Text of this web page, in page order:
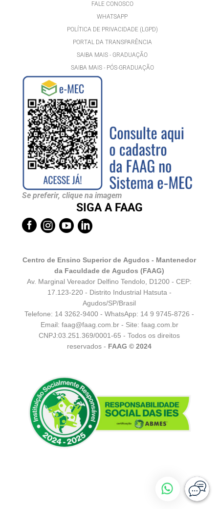
FALE CONOSCO
WHATSAPP
POLÍTICA DE PRIVACIDADE (LGPD)
PORTAL DA TRANSPARÊNCIA
SAIBA MAIS - GRADUAÇÃO
SAIBA MAIS - PÓS-GRADUAÇÃO
Se preferir, clique na imagem
SIGA A FAAG
   
Centro de Ensino Superior de Agudos - Mantenedor
da Faculdade de Agudos (FAAG)
Av. Marginal Vereador Delfino Tendolo, D1200 - CEP:
17.123-220 - Distrito Industrial Hatsuta -
Agudos/SP/Brasil
Telefone: 14 3262-9400 - WhatsApp: 14 9 9745-8726-
Email: faag@faag.com.br- Site: faag.com.br
CNPJ:03.251.369/0001-65 - Todos os direitos
reservados - FAAG © 2024